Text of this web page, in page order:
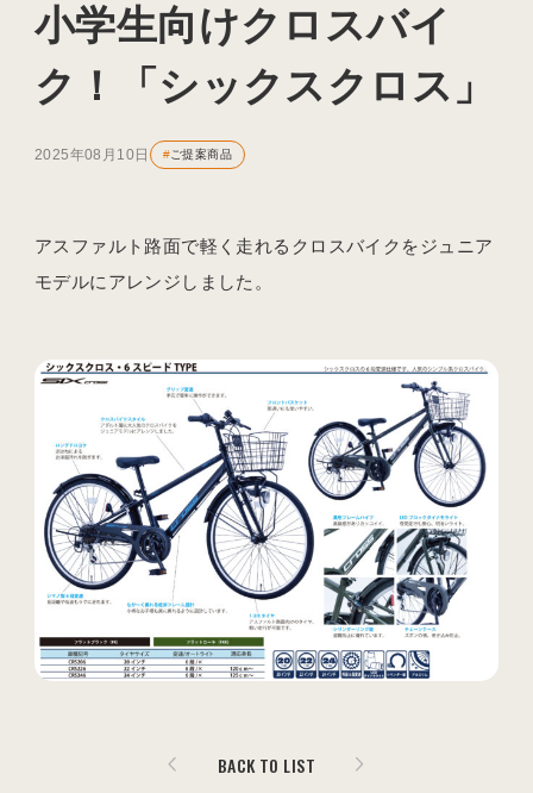
小学生向けクロスバイ
ク！「シックスクロス」
2025年08月10日 #ご提案商品
アスファルト路面で軽く走れるクロスバイクをジュニア
モデルにアレンジしました。
BACK TO LIST